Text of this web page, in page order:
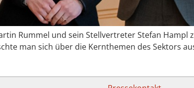
Rummel und sein Stellvertreter Stefan Hampl
man sich über die Kernthemen des Sektors